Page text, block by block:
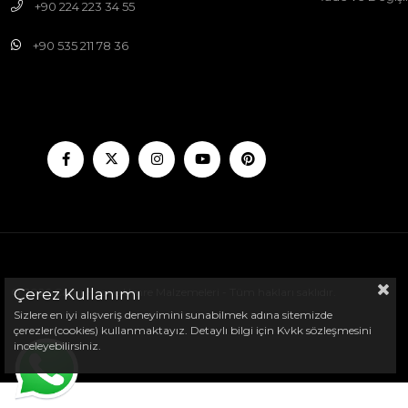
+90 224 223 34 55
+90 535 211 78 36
© 2026 Çağrı Hac ve Umre Malzemeleri - Tüm hakları saklıdır.
Çerez Kullanımı
Sizlere en iyi alışveriş deneyimini sunabilmek adına sitemizde
çerezler(cookies) kullanmaktayız. Detaylı bilgi için Kvkk sözleşmesini
inceleyebilirsiniz.